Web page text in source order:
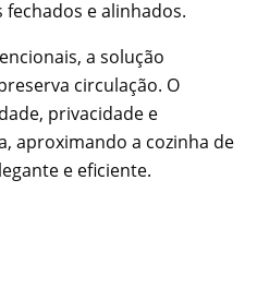
e alinhados.
a solução
circulação. O
privacidade e
aproximando a cozinha de
e eficiente.